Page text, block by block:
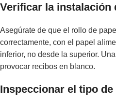
Verificar la instalación
Asegúrate de que el rollo de
correctamente, con el papel
inferior, no desde la superior.
provocar recibos en blanco.
Inspeccionar el tipo de